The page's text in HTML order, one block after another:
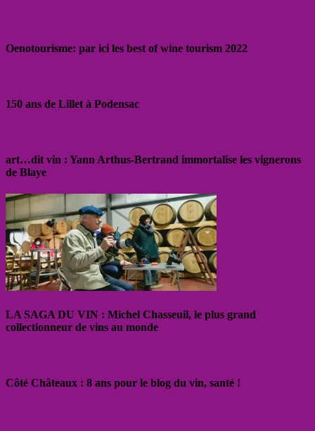
Oenotourisme: par ici les best of wine tourism 2022
150 ans de Lillet à Podensac
art…dit vin : Yann Arthus-Bertrand immortalise les vignerons
de Blaye
LA SAGA DU VIN : Michel Chasseuil, le plus grand
collectionneur de vins au monde
Côté Châteaux : 8 ans pour le blog du vin, santé !